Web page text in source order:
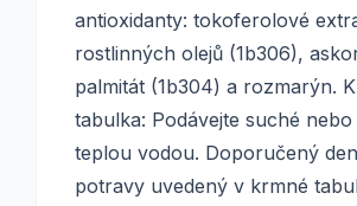
antioxidanty: tokoferolové
rostlinných olejů (1b306),
palmitát (1b304) a rozmarýn.
tabulka: Podávejte suché
teplou vodou. Doporučený
potravy uvedený v krmné